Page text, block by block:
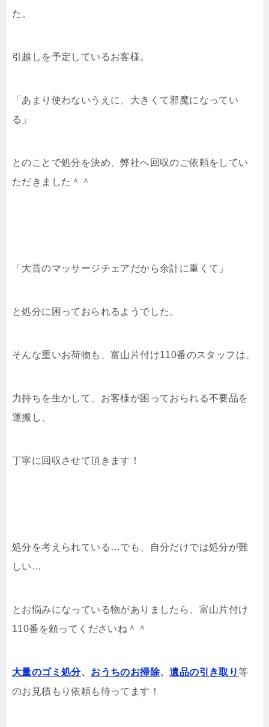
た。
引越しを予定しているお客様。
「あまり使わないうえに、大きくて邪魔になってい
る」
とのことで処分を決め、弊社へ回収のご依頼をしてい
ただきました＾＾
「大昔のマッサージチェアだから余計に重くて」
と処分に困っておられるようでした。
そんな重いお荷物も、富山片付け110番のスタッフは、
力持ちを生かして、お客様が困っておられる不要品を
運搬し、
丁寧に回収させて頂きます！
処分を考えられている…でも、自分だけでは処分が難
しい…
とお悩みになっている物がありましたら、富山片付け
110番を頼ってくださいね＾＾
大量のゴミ処分、 おうちのお掃除、遺品の引き取り 等
のお見積もり依頼も待ってます！